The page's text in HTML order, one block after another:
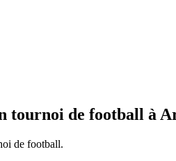
tournoi de football à
de football.